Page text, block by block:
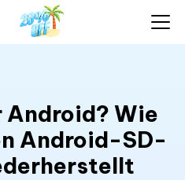
Android? Wie
Android-SD-